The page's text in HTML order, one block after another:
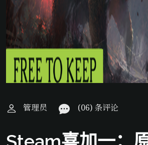
管理员 (06) 条评论